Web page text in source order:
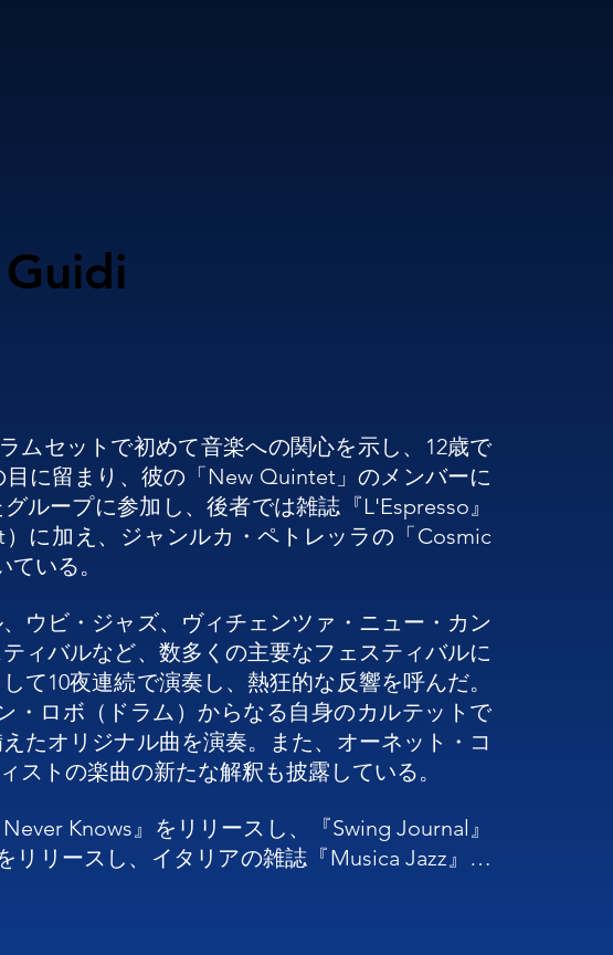
ムセットで初めて音楽への関心を示し、12歳で
に留まり、彼の「New Quintet」のメンバーに
ループに参加し、後者では雑誌『L'Espresso』
に加え、ジャンルカ・ペトレッラの「Cosmic
いる。
ウビ・ジャズ、ヴィチェンツァ・ニュー・カン
ィバルなど、数多くの主要なフェスティバルに
て10夜連続で演奏し、熱狂的な反響を呼んだ。
・ロボ（ドラム）からなる自身のカルテットで
たオリジナル曲を演奏。また、オーネット・コ
トの楽曲の新たな解釈も披露している。
Knows』をリリースし、『Swing Journal』
リリースし、イタリアの雑誌『Musica Jazz』の